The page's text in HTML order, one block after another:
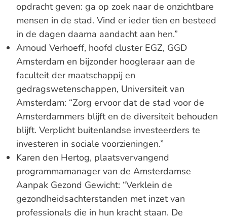
opdracht geven: ga op zoek naar de onzichtbare
mensen in de stad. Vind er ieder tien en besteed
in de dagen daarna aandacht aan hen.”
Arnoud Verhoeff, hoofd cluster EGZ, GGD
Amsterdam en bijzonder hoogleraar aan de
faculteit der maatschappij en
gedragswetenschappen, Universiteit van
Amsterdam: “Zorg ervoor dat de stad voor de
Amsterdammers blijft en de diversiteit behouden
blijft. Verplicht buitenlandse investeerders te
investeren in sociale voorzieningen.”
Karen den Hertog, plaatsvervangend
programmamanager van de Amsterdamse
Aanpak Gezond Gewicht: “Verklein de
gezondheidsachterstanden met inzet van
professionals die in hun kracht staan. De